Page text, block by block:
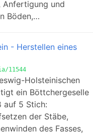
Anfertigung und
Böden,…
- Herstellen eines
11544
Holsteinischen
ein Böttchergeselle
auf 5 Stich:
der Stäbe,
des Fasses,